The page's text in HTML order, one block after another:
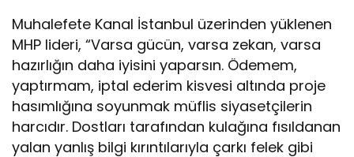
Muhalefete Kanal İstanbul üzerinden yüklenen
MHP lideri, “Varsa gücün, varsa zekan, varsa
hazırlığın daha iyisini yaparsın. Ödemem,
yaptırmam, iptal ederim kisvesi altında proje
hasımlığına soyunmak müflis siyasetçilerin
harcıdır. Dostları tarafından kulağına fısıldanan
yalan yanlış bilgi kırıntılarıyla çarkı felek gibi